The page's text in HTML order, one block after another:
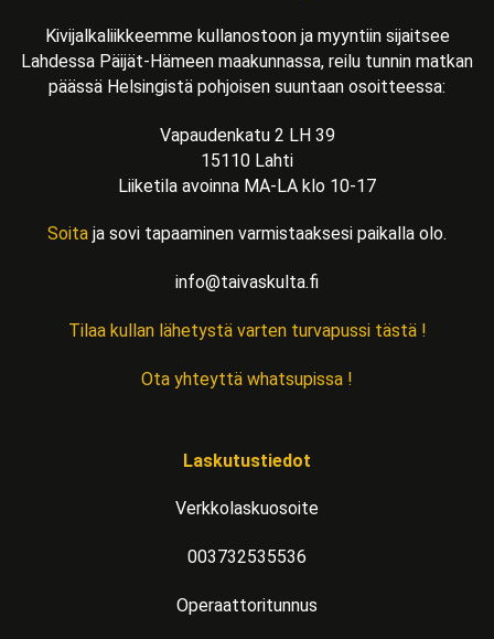
Kivijalkaliikkeemme kullanostoon ja myyntiin sijaitsee
Lahdessa Päijät-Hämeen maakunnassa, reilu tunnin matkan
päässä Helsingistä pohjoisen suuntaan osoitteessa:
Vapaudenkatu 2 LH 39
15110 Lahti
Liiketila avoinna MA-LA klo 10-17
Soita ja sovi tapaaminen varmistaaksesi paikalla olo.
info@taivaskulta.fi
Tilaa kullan lähetystä varten turvapussi tästä !
Ota yhteyttä whatsupissa !
Laskutustiedot
Verkkolaskuosoite
003732535536
Operaattoritunnus